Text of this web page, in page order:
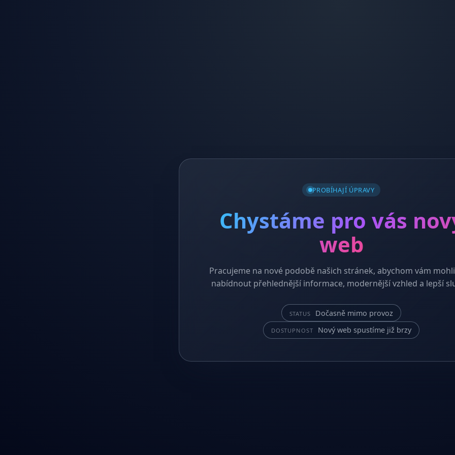
PROBÍHAJÍ ÚPRAVY
Chystáme pro vás
web
Pracujeme na nové podobě našich stránek, abychom vám
nabídnout přehlednější informace, modernější vzhled a lepší
STATUS Dočasně mimo provoz
DOSTUPNOST Nový web spustíme již brzy